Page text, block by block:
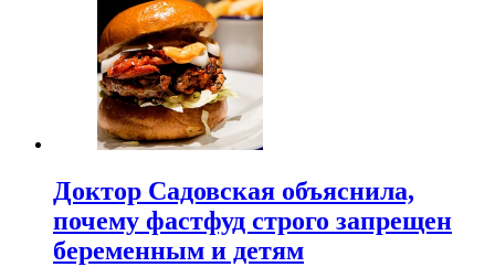
Доктор Садовская объяснила,
почему фастфуд строго запрещен
беременным и детям